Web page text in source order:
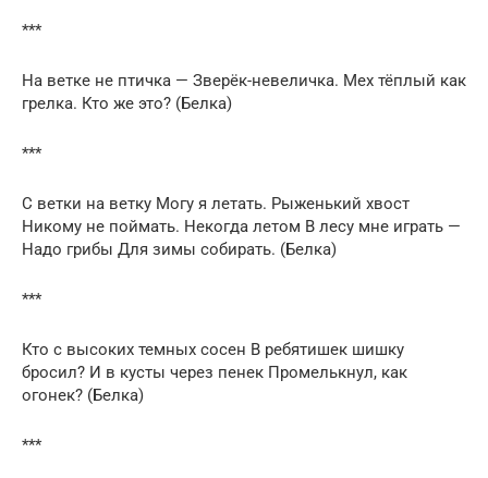
***
На ветке не птичка — Зверёк-невеличка. Мех тёплый как
грелка. Кто же это? (Белка)
***
С ветки на ветку Могу я летать. Рыженький хвост
Никому не поймать. Некогда летом В лесу мне играть —
Надо грибы Для зимы собирать. (Белка)
***
Кто с высоких темных сосен В ребятишек шишку
бросил? И в кусты через пенек Промелькнул, как
огонек? (Белка)
***